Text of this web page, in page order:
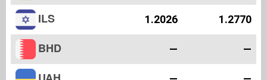
ILS 1.2026 1.2770
BHD — —